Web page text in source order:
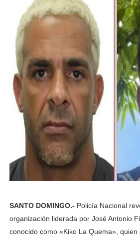
SANTO DOMINGO.- Policía Nacional
organización liderada por José Antonio
conocido como «Kiko La Quema», quien